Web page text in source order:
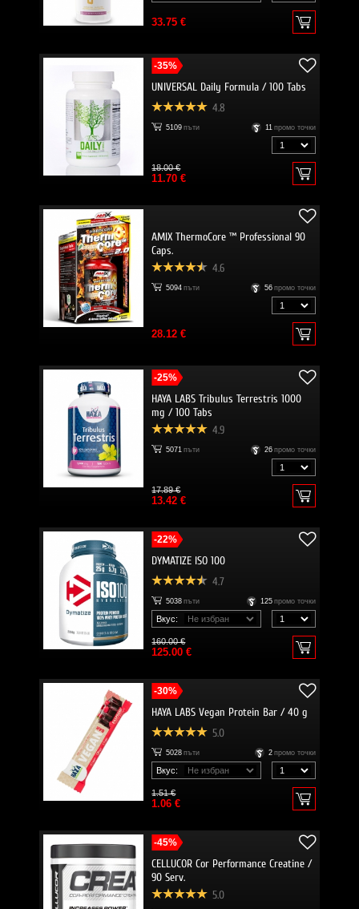
33.75 €
-35%
UNIVERSAL Daily Formula / 100 Tabs
4.8
5109 пъти 11 промо точки
18.00 €
11.70 €
AMIX ThermoCore ™ Professional 90
Caps.
4.6
5094 пъти 56 промо точки
28.12 €
-25%
HAYA LABS Tribulus Terrestris 1000
mg / 100 Tabs
4.9
5071 пъти 26 промо точки
17.89 €
13.42 €
-22%
DYMATIZE ISO 100
4.7
5038 пъти 125 промо точки
Вкус:
160.00 €
125.00 €
-30%
HAYA LABS Vegan Protein Bar / 40 g
5.0
5028 пъти 2 промо точки
Вкус:
1.51 €
1.06 €
-45%
CELLUCOR Cor Performance Creatine /
90 Serv.
5.0